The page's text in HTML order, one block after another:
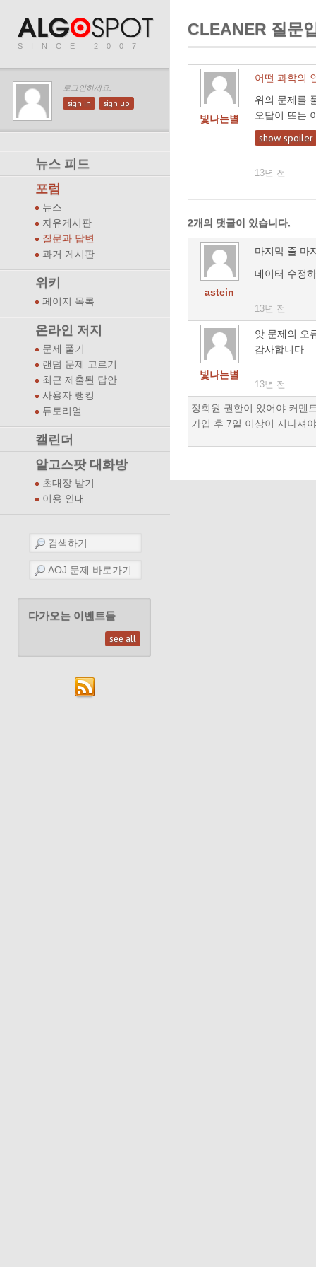
SINCE 2007
로그인하세요.
sign in sign up
뉴스 피드
포럼
뉴스
자유게시판
질문과 답변
과거 게시판
위키
페이지 목록
온라인 저지
문제 풀기
랜덤 문제 고르기
최근 제출된 답안
사용자 랭킹
튜토리얼
캘린더
알고스팟 대화방
초대장 받기
이용 안내
다가오는 이벤트들
see all
CLEANER 질문
빛나는별
어떤 과학의
위의 문제를
오답이 뜨는
show spoiler
13년 전
2개의 댓글이 있습니다.
astein
마지막 줄 마
데이터 수정
13년 전
빛나는별
앗 문제의 오
감사합니다
13년 전
정회원 권한이 있어야 커멘
가입 후 7일 이상이 지나셔